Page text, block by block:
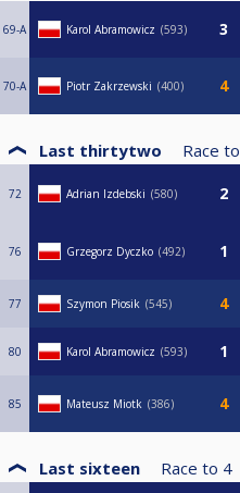
69-A Karol Abramowicz 593
70-A Piotr Zakrzewski 400
Last thirtytwo Race to
72 Adrian Izdebski 580
76 Grzegorz Dyczko 492
77 Szymon Piosik 545
80 Karol Abramowicz 593
85 Mateusz Miotk 386
Last sixteen Race to 4